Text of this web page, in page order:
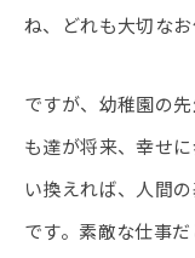
ね、どれも大切なお
ですが、幼稚園の
も達が将来、幸せ
い換えれば、人間
です。素敵な仕事